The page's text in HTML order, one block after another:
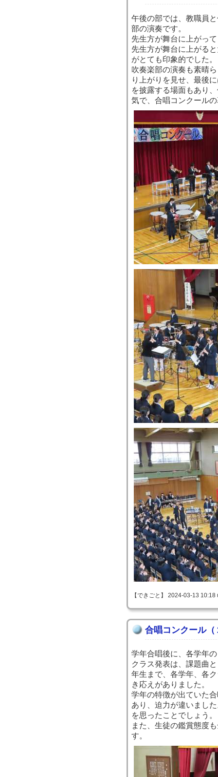
午後の部では、教職員
部の演奏です。
先生方が舞台に上がっ
先生方が舞台に上がる
がとても印象的でした。
吹奏楽部の演奏も素晴
り上がりを見せ、最後
を披露する場面もあり
気で、合唱コンクール
【できごと】 2024-03-13
合唱コンクール（
学年合唱後に、各学年
クラス発表は、課題曲
年生まで、各学年、各
き応えがありました。
学年の特徴が出ていた
あり、迫力が違いまし
を思ったことでしょう。
また、生徒の鑑賞態度
す。